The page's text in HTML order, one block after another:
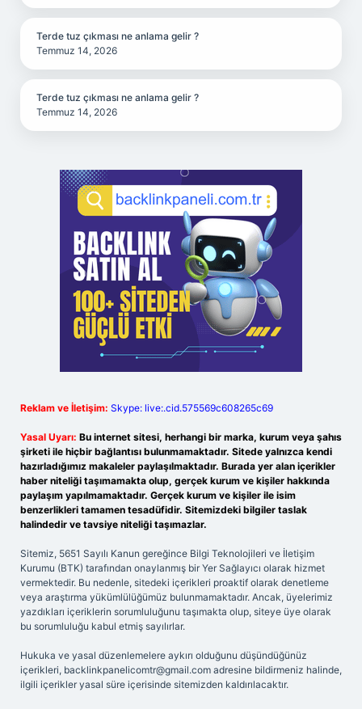
Terde tuz çıkması ne anlama gelir ?
Temmuz 14, 2026
Terde tuz çıkması ne anlama gelir ?
Temmuz 14, 2026
Reklam ve İletişim: Skype: live:.cid.575569c608265c69
Yasal Uyarı: Bu internet sitesi, herhangi bir marka, kurum veya şahıs
şirketi ile hiçbir bağlantısı bulunmamaktadır. Sitede yalnızca kendi
hazırladığımız makaleler paylaşılmaktadır. Burada yer alan içerikler
haber niteliği taşımamakta olup, gerçek kurum ve kişiler hakkında
paylaşım yapılmamaktadır. Gerçek kurum ve kişiler ile isim
benzerlikleri tamamen tesadüfidir. Sitemizdeki bilgiler taslak
halindedir ve tavsiye niteliği taşımazlar.
Sitemiz, 5651 Sayılı Kanun gereğince Bilgi Teknolojileri ve İletişim
Kurumu (BTK) tarafından onaylanmış bir Yer Sağlayıcı olarak hizmet
vermektedir. Bu nedenle, sitedeki içerikleri proaktif olarak denetleme
veya araştırma yükümlülüğümüz bulunmamaktadır. Ancak, üyelerimiz
yazdıkları içeriklerin sorumluluğunu taşımakta olup, siteye üye olarak
bu sorumluluğu kabul etmiş sayılırlar.
Hukuka ve yasal düzenlemelere aykırı olduğunu düşündüğünüz
içerikleri, backlinkpanelicomtr@gmail.com adresine bildirmeniz halinde,
ilgili içerikler yasal süre içerisinde sitemizden kaldırılacaktır.